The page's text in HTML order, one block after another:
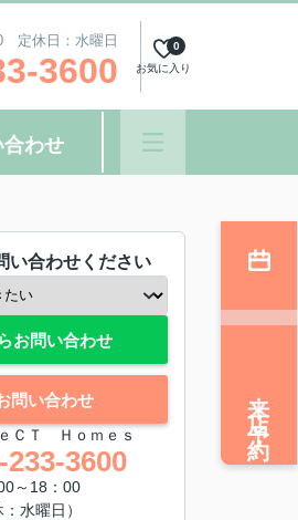
定休日：水曜日
3600 お気に入り
0
合わせ
い合わせください
お問い合わせ
問い合わせ
ＣＴ Ｈｏｍｅｓ
233-3600
～18：00
：水曜日）
来店予約